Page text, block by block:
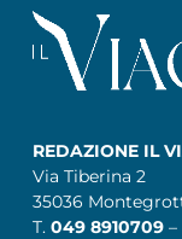
REDAZIONE IL
Via Tiberina 2
35036
T. 049 8910709 –